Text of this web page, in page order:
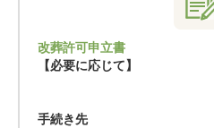
改葬許可申立書
【必要に応じて】
手続き先